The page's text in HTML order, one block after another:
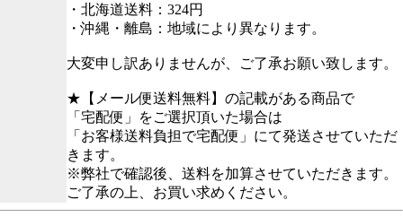
・北海道送料：324円
・沖縄・離島：地域により異なります。
大変申し訳ありませんが、ご了承お願い致します。
★【メール便送料無料】の記載がある商品で
「宅配便」をご選択頂いた場合は
「お客様送料負担で宅配便」にて発送させていただ
きます。
※弊社で確認後、送料を加算させていただきます。
ご了承の上、お買い求めください。